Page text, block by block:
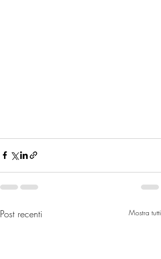
Post recenti Mostra tutti